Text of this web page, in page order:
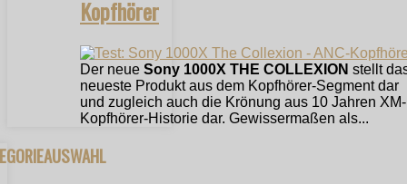
Kopfhörer
Der neue Sony 1000X THE COLLEXION stellt
neueste Produkt aus dem Kopfhörer-Segment dar
und zugleich auch die Krönung aus 10 Jahren XM-
Kopfhörer-Historie dar. Gewissermaßen als...